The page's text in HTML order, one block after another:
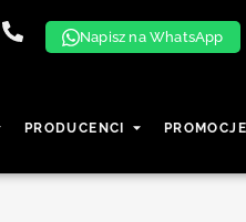
Napisz na WhatsApp
PRODUCENCI PROMOCJE